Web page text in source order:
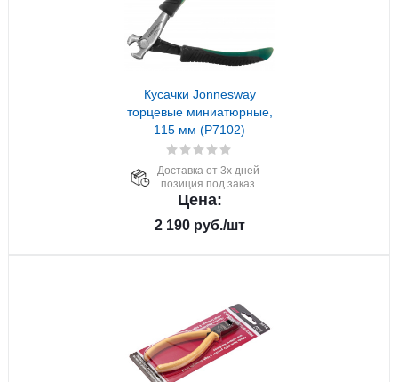
Кусачки Jonnesway
торцевые миниатюрные,
115 мм (P7102)
Доставка от 3х дней
позиция под заказ
Цена:
2 190руб./шт